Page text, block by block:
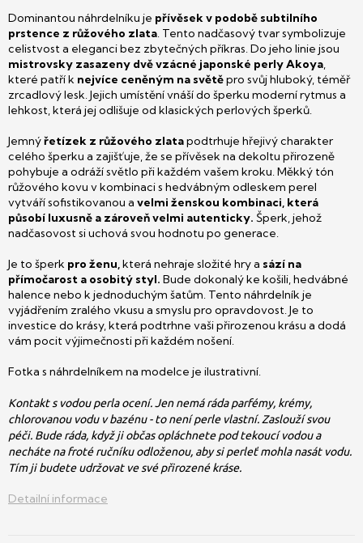
Dominantou náhrdelníku je přívěsek v podobě subtilního
prstence z růžového zlata. Tento nadčasový tvar symbolizuje
celistvost a eleganci bez zbytečných příkras. Do jeho linie jsou
mistrovsky zasazeny dvě vzácné japonské perly Akoya,
které patří k nejvíce ceněným na světěpro svůj hluboký, téměř
zrcadlový lesk. Jejich umístění vnáší do šperku moderní rytmus a
lehkost, která jej odlišuje od klasických perlových šperků.
Jemnýřetízek z růžového zlatapodtrhuje hřejivý charakter
celého šperku a zajišťuje, že se přívěsek na dekoltu přirozeně
pohybuje a odráží světlo při každém vašem kroku. Měkký tón
růžového kovu v kombinaci s hedvábným odleskem perel
vytváří sofistikovanou a velmi ženskou kombinaci, která
působí luxusně a zároveň velmi autenticky. Šperk, jehož
nadčasovost si uchová svou hodnotu po generace.
Je to šperk pro ženu,která nehraje složité hry a sází na
přímočarost a osobitý styl. Bude dokonalý ke košili, hedvábné
halence nebo k jednoduchým šatům. Tento náhrdelník je
vyjádřením zralého vkusu a smyslu pro opravdovost. Je to
investice do krásy, která podtrhne vaši přirozenou krásu a dodá
vám pocit výjimečnosti při každém nošení.
Fotka s náhrdelníkem na modelce je ilustrativní.
Kontakt s vodou perla ocení. Jen nemá ráda parfémy, krémy,
chlorovanou vodu v bazénu - to není perle vlastní. Zaslouží svou
péči. Bude ráda, když ji občas opláchnete pod tekoucí vodou a
necháte na froté ručníku odloženou, aby si perleť mohla nasát vodu.
Tím ji budete udržovat ve své přirozené kráse.
Detailní informace